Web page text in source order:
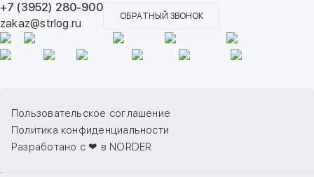
+7 (3952) 280-900
zakaz@strlog.ru
ОБРАТНЫЙ ЗВОНОК
Пользовательское соглашение
Политика конфиденциальности
Разработано с ❤ в NORDER